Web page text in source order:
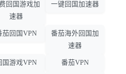
回国游戏加
速器
一键回国加速器
茄回国VPN
番茄海外回国加
速器
国游戏VPN 番茄VPN